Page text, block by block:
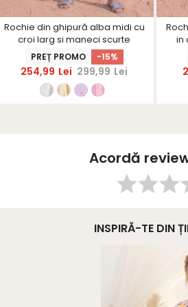
Rochie din ghipură alba midi cu
croi larg si maneci scurte
bufante
PREȚ PROMO -15%
254,99 Lei 299,99 Lei
in
Acordă
INSPIRĂ-TE DIN